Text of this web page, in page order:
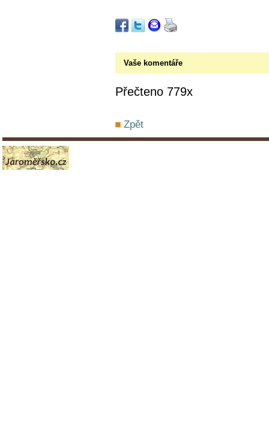
Vaše komentáře
Přečteno 779x
Zpět